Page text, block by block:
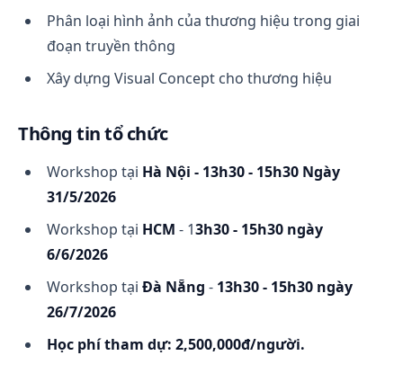
Phân loại hình ảnh của thương hiệu trong giai
đoạn truyền thông
Xây dựng Visual Concept cho thương hiệu
Thông tin tổ chức
Workshop tại Hà Nội - 13h30 - 15h30 Ngày
31/5/2026
Workshop tại HCM - 13h30 - 15h30 ngày
6/6/2026
Workshop tại Đà Nẵng - 13h30 - 15h30 ngày
26/7/2026
Học phí tham dự: 2,500,000đ/người.